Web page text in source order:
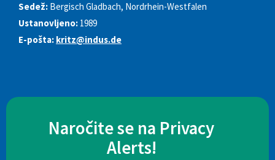
Sedež: Bergisch Gladbach, Nordrhein-Westfalen
Ustanovljeno: 1989
E-pošta: kritz@indus.de
Naročite se na Privacy
Alerts!